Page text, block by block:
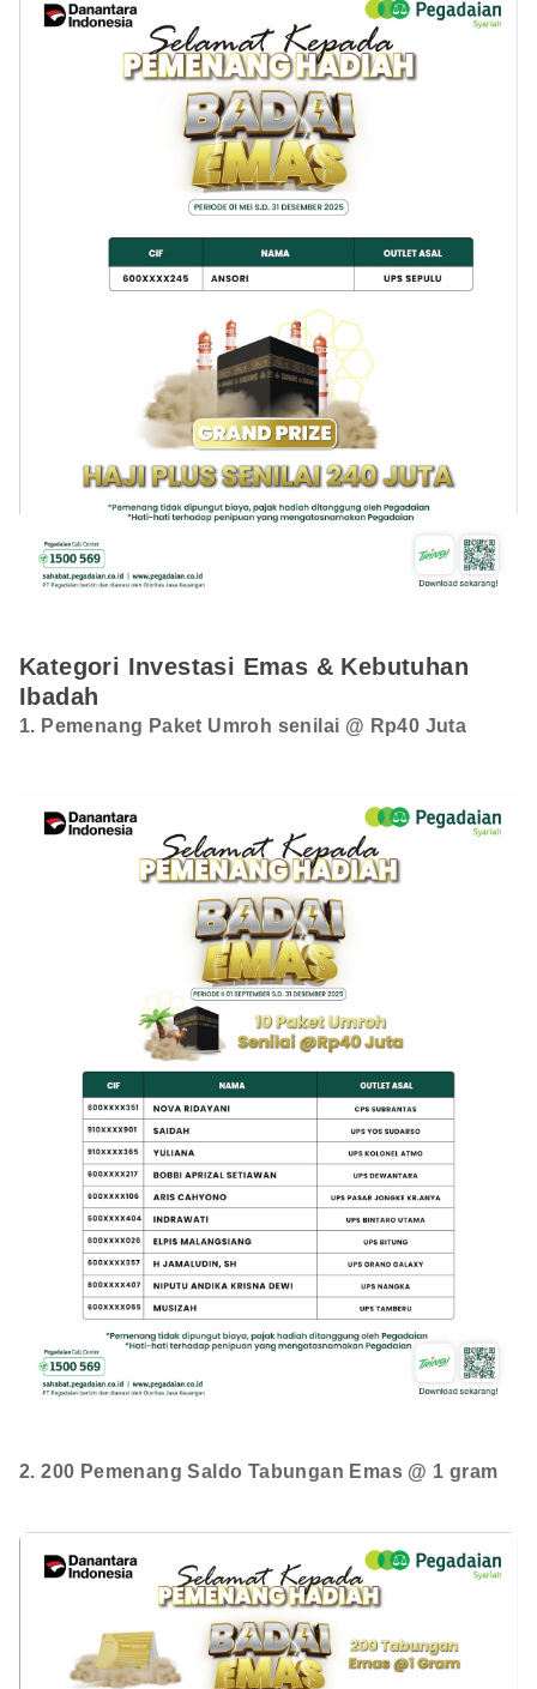
Kategori Investasi Emas & Kebutuhan
Ibadah
1. Pemenang Paket Umroh senilai @ Rp40 Juta
2. 200 Pemenang Saldo Tabungan Emas @ 1 gram